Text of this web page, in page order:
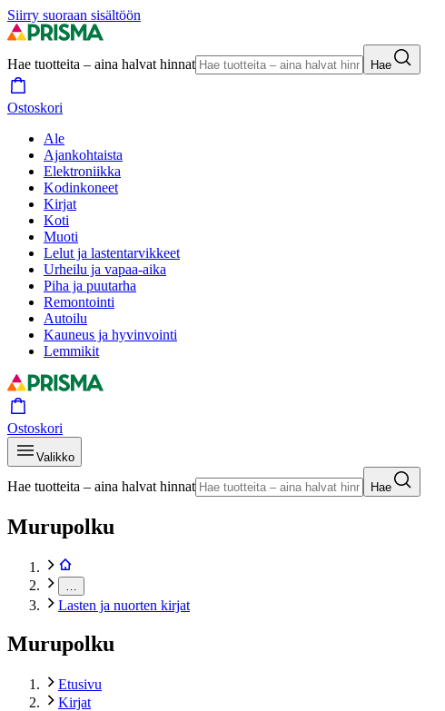
Siirry suoraan sisältöön
Hae tuotteita – aina halvat hinnat Hae
Ostoskori
Ale
Ajankohtaista
Elektroniikka
Kodinkoneet
Kirjat
Koti
Muoti
Lelut ja lastentarvikkeet
Urheilu ja vapaa-aika
Piha ja puutarha
Remontointi
Autoilu
Kauneus ja hyvinvointi
Lemmikit
Ostoskori
Valikko
Hae tuotteita – aina halvat hinnat Hae
Murupolku
Lasten ja nuorten kirjat
Murupolku
Etusivu
Kirjat